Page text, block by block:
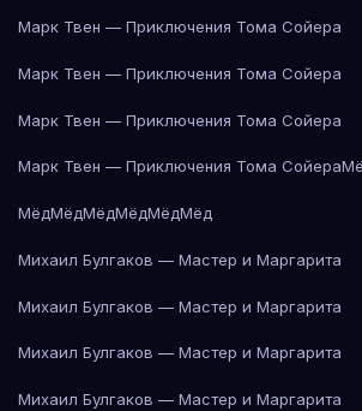
Марк Твен — Приключения Тома Сойера
Марк Твен — Приключения Тома Сойера
Марк Твен — Приключения Тома Сойера
Марк Твен — Приключения Тома Сойера
МёдМёдМёдМёдМёдМёд
Михаил Булгаков — Мастер и Маргарита
Михаил Булгаков — Мастер и Маргарита
Михаил Булгаков — Мастер и Маргарита
Михаил Булгаков — Мастер и Маргарита